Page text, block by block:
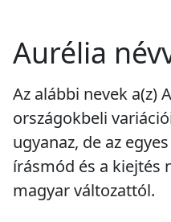
Aurélia
Az alábbi nevek a(z)
országokbeli
ugyanaz, de az
írásmód és a kiejtés
magyar változattól.